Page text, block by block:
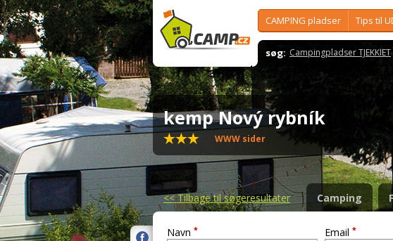
CAMPING pladser Tips til
søg: Campingpladser TJEKKIET
kemp Nový rybník
WWW sider
<<Tilbage til søgeresultater Camping
Navn * Email *